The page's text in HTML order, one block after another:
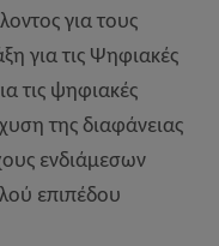
για τους
για τις Ψηφιακές
τις ψηφιακές
της διαφάνειας
ενδιάμεσων
επιπέδου